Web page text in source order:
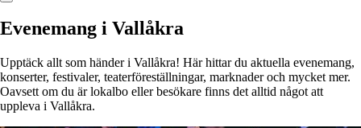
Evenemang i Vallåkra
Upptäck allt som händer i Vallåkra! Här hittar du aktuella evenemang,
konserter, festivaler, teaterföreställningar, marknader och mycket mer.
Oavsett om du är lokalbo eller besökare finns det alltid något att
uppleva i Vallåkra.